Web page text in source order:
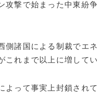
攻撃で始まった中東紛
側諸国による制裁でエ
れまで以上に増してい
よって事実上封鎖され